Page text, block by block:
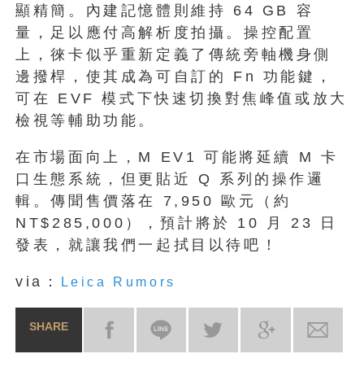
顯精簡。內建記憶體則維持 64 GB 容
量，足以應付高解析度拍攝。操控配置
上，徠卡似乎重新定義了傳統旁軸機身側
邊撥桿，使其成為可自訂的 Fn 功能鍵，
可在 EVF 模式下快速切換對焦峰值或放大
檢視等輔助功能。
在市場面向上，M EV1 可能將延續 M 卡
口生態系統，但更貼近 Q 系列的操作邏
輯。傳聞售價落在 7,950 歐元（約
NT$285,000），預計將於 10 月 23 日
發表，就讓我們一起拭目以待吧！
via： Leica Rumors
SHARE